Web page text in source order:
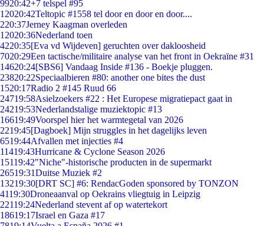
9920:42+7 telspel #95
12020:42Teltopic #1558 tel door en door en door....
220:37Jerney Kaagman overleden
12020:36Nederland toen
4220:35[Eva vd Wijdeven] geruchten over dakloosheid
7020:29Een tactische/militaire analyse van het front in Oekraïne #31
14620:24[SBS6] Vandaag Inside #136 - Boekje pluggen.
23820:22Speciaalbieren #80: another one bites the dust
1520:17Radio 2 #145 Ruud 66
24719:58Asielzoekers #22 : Het Europese migratiepact gaat in
24219:53Nederlandstalige muziektopic #13
16619:49Voorspel hier het warmtegetal van 2026
2219:45[Dagboek] Mijn struggles in het dagelijks leven
6519:44Afvallen met injecties #4
11419:43Hurricane & Cyclone Season 2026
15119:42"Niche"-historische producten in de supermarkt
26519:31Duitse Muziek #2
13219:30[DRT SC] #6: RendacGoden sponsored by TONZON
4119:30Droneaanval op Oekrains vliegtuig in Leipzig
22119:24Nederland stevent af op watertekort
18619:17Israel en Gaza #17